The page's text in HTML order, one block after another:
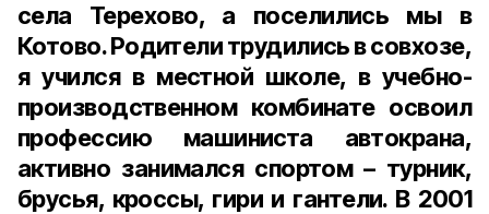
села Терехово, а поселились мы в
Котово. Родители трудились в совхозе,
я учился в местной школе, в учебно-
производственном комбинате освоил
профессию машиниста автокрана,
активно занимался спортом – турник,
брусья, кроссы, гири и гантели. В 2001